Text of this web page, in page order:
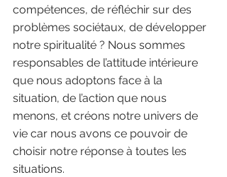
compétences, de réfléchir sur des
problèmes sociétaux, de développer
notre spiritualité ? Nous sommes
responsables de l’attitude intérieure
que nous adoptons face à la
situation, de l’action que nous
menons, et créons notre univers de
vie car nous avons ce pouvoir de
choisir notre réponse à toutes les
situations.